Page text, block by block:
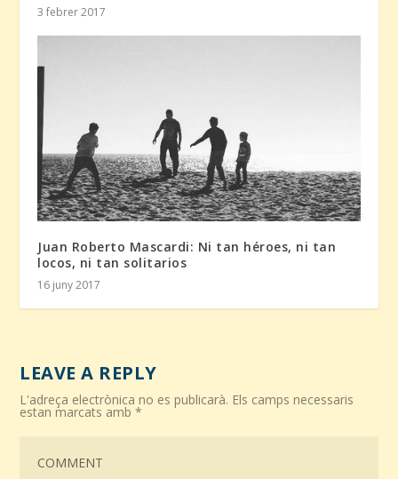
3 febrer 2017
Juan Roberto Mascardi: Ni tan héroes, ni tan
locos, ni tan solitarios
16 juny 2017
LEAVE A REPLY
L'adreça electrònica no es publicarà. Els camps necessaris
estan marcats amb*